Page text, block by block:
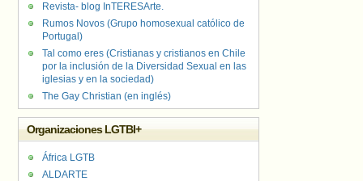
Revista- blog InTERESArte.
Rumos Novos (Grupo homosexual católico de
Portugal)
Tal como eres (Cristianas y cristianos en Chile
por la inclusión de la Diversidad Sexual en las
iglesias y en la sociedad)
The Gay Christian (en inglés)
Organizaciones LGTBI+
África LGTB
ALDARTE